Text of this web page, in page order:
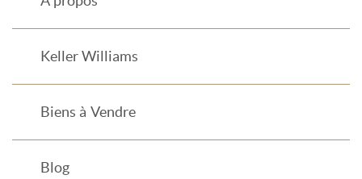
Keller Williams
Biens à Vendre
Blog